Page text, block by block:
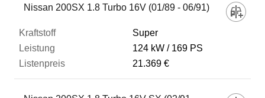
Fahrzeug
Kraftstoff
Leistung
Nissan 200SX 1.8 Turbo 16V (01/89 - 06/91)
Super
124 kW
169 PS
21.369 €